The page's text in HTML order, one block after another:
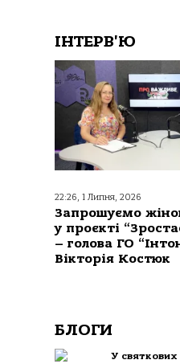
ІНТЕРВ'Ю
22:26, 1 Липня, 2026
Запрошуємо
у проєкті
– голова ГО
Вікторія Костюк
БЛОГИ
У